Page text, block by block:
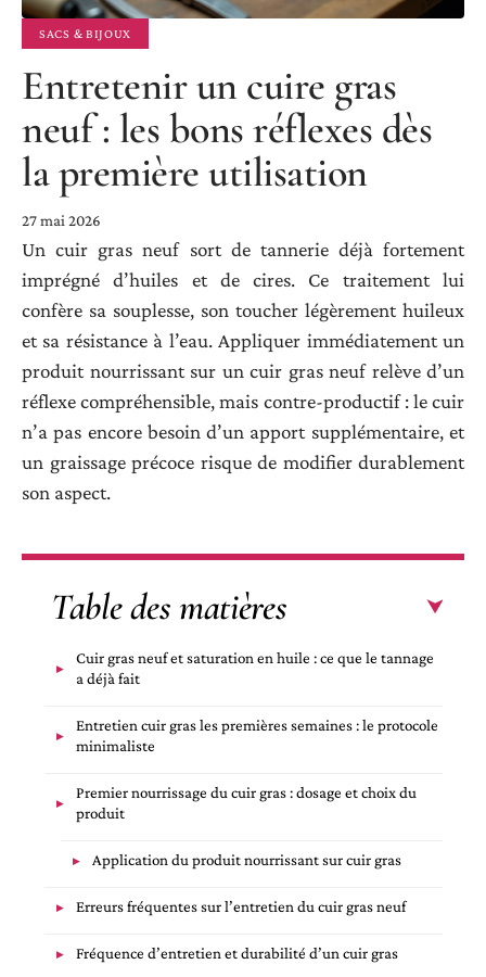
SACS & BIJOUX
Entretenir un cuire gras
neuf : les bons réflexes dès
la première utilisation
27 mai 2026
Un cuir gras neuf sort de tannerie déjà fortement
imprégné d’huiles et de cires. Ce traitement lui
confère sa souplesse, son toucher légèrement huileux
et sa résistance à l’eau. Appliquer immédiatement un
produit nourrissant sur un cuir gras neuf relève d’un
réflexe compréhensible, mais contre-productif : le cuir
n’a pas encore besoin d’un apport supplémentaire, et
un graissage précoce risque de modifier durablement
son aspect.
Table des matières
Cuir gras neuf et saturation en huile : ce que le tannage
a déjà fait
Entretien cuir gras les premières semaines : le protocole
minimaliste
Premier nourrissage du cuir gras : dosage et choix du
produit
Application du produit nourrissant sur cuir gras
Erreurs fréquentes sur l’entretien du cuir gras neuf
Fréquence d’entretien et durabilité d’un cuir gras